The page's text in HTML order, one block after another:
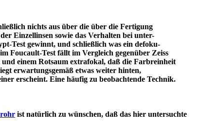
nichts aus über die über die Fertigung
Einzellinsen sowie das Verhalten bei unter-
Test gewinnt, und schließlich was ein defoku-
Foucault-Test fällt im Vergleich gegenüber Zeiss
einem Rotsaum extrafokal, daß die Farbreinheit
erwartungsgemäß etwas weiter hinten,
erscheint. Eine häufig zu beobachtende Technik.
ist natürlich zu wünschen, daß das hier untersuchte